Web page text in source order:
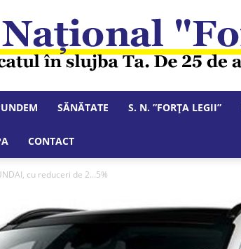
Național
SĂNĂTATE S. N. ”FORȚA LEGII”
CONTACT
cu reduceri de 2…5%